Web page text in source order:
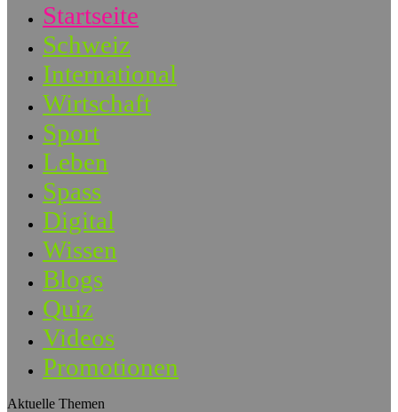
Startseite
Schweiz
International
Wirtschaft
Sport
Leben
Spass
Digital
Wissen
Blogs
Quiz
Videos
Promotionen
Aktuelle Themen